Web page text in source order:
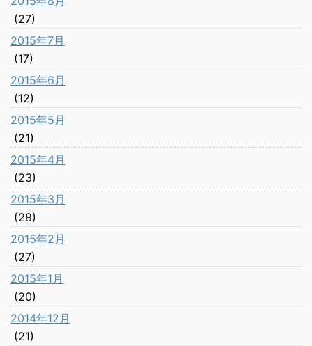
(27)
2015年7月
(17)
2015年6月
(12)
2015年5月
(21)
2015年4月
(23)
2015年3月
(28)
2015年2月
(27)
2015年1月
(20)
2014年12月
(21)